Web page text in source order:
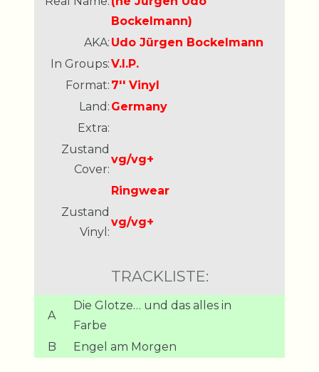
Bockelmann)
AKA: Udo Jürgen Bockelmann
In Groups:V.I.P.
Format: 7'' Vinyl
Land: Germany
Extra:
Zustand
Cover:
vg/vg+
Ringwear
Zustand
Vinyl:
vg/vg+
TRACKLISTE:
A
Die Glotze… und das alles in
Farbe
B
Engel am Morgen